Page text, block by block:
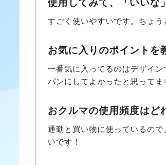
使用してみて、「いいな
すごく使いやすいです。ちょ
お気に入りのポイントを
一番気に入ってるのはデザイ
パンにしてよかったと思ってま
おクルマの使用頻度はど
通勤と買い物に使っているの
いです！